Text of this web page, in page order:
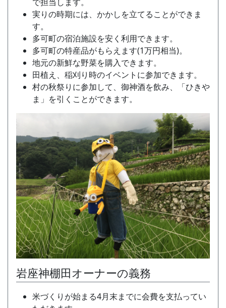
実りの時期には、かかしを立てることができま
す。
多可町の宿泊施設を安く利用できます。
多可町の特産品がもらえます(1万円相当)。
地元の新鮮な野菜を購入できます。
田植え、稲刈り時のイベントに参加できます。
村の秋祭りに参加して、御神酒を飲み、「ひきや
ま」を引くことができます。
岩座神棚田オーナーの義務
米づくりが始まる4月末までに会費を支払ってい